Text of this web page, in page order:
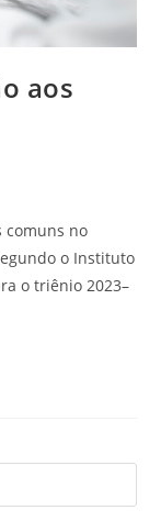
aos
comuns no
o Instituto
o triênio 2023–